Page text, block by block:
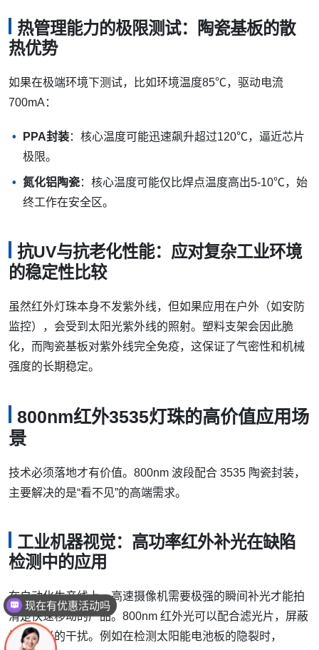
热管理能力的极限测试：陶瓷基板的散
热优势
如果在极端环境下测试，比如环境温度85℃，驱动电流
700mA：
PPA封装：核心温度可能迅速飙升超过120℃，逼近芯片
极限。
氮化铝陶瓷：核心温度可能仅比焊点温度高出5-10℃，始
终工作在安全区。
抗UV与抗老化性能：应对复杂工业环境
的稳定性比较
虽然红外灯珠本身不发紫外线，但如果应用在户外（如安防
监控），会受到太阳光紫外线的照射。塑料支架会因此脆
化，而陶瓷基板对紫外线完全免疫，这保证了气密性和机械
强度的长期稳定。
800nm红外3535灯珠的高价值应用场
景
技术必须落地才有价值。800nm 波段配合 3535 陶瓷封装，
主要解决的是“看不见”的高端需求。
工业机器视觉：高功率红外补光在缺陷
检测中的应用
在自动化生产线上，高速摄像机需要极强的瞬间补光才能拍
清楚快速移动的产品。800nm 红外光可以配合滤光片，屏蔽
掉环境光的干扰。例如在检测太阳能电池板的隐裂时，
可以介绍下你们的产品么